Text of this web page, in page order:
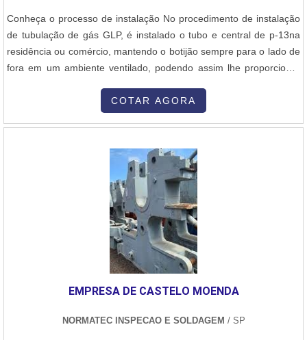
Conheça o processo de instalação No procedimento de instalação
de tubulação de gás GLP, é instalado o tubo e central de p-13na
residência ou comércio, mantendo o botijão sempre para o lado de
fora em um ambiente ventilado, podendo assim lhe proporcionar
A Arlintec é uma empresa de assistência técnica de fogões, e é
COTAR AGORA
EMPRESA DE CASTELO MOENDA
NORMATEC INSPECAO E SOLDAGEM / SP